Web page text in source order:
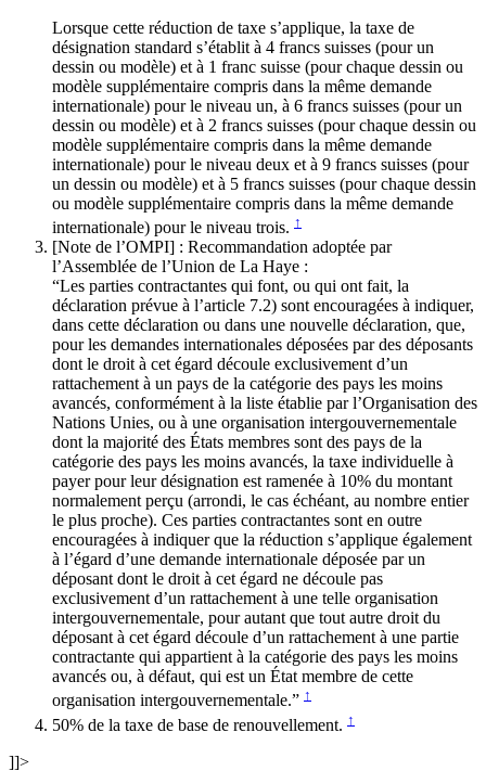
Lorsque cette réduction de taxe s’applique, la taxe de
désignation standard s’établit à 4 francs suisses (pour un
dessin ou modèle) et à 1 franc suisse (pour chaque dessin ou
modèle supplémentaire compris dans la même demande
internationale) pour le niveau un, à 6 francs suisses (pour un
dessin ou modèle) et à 2 francs suisses (pour chaque dessin ou
modèle supplémentaire compris dans la même demande
internationale) pour le niveau deux et à 9 francs suisses (pour
un dessin ou modèle) et à 5 francs suisses (pour chaque dessin
ou modèle supplémentaire compris dans la même demande
internationale) pour le niveau trois. ↑
[Note de l’OMPI] : Recommandation adoptée par
l’Assemblée de l’Union de La Haye :
“Les parties contractantes qui font, ou qui ont fait, la
déclaration prévue à l’article 7.2) sont encouragées à indiquer,
dans cette déclaration ou dans une nouvelle déclaration, que,
pour les demandes internationales déposées par des déposants
dont le droit à cet égard découle exclusivement d’un
rattachement à un pays de la catégorie des pays les moins
avancés, conformément à la liste établie par l’Organisation des
Nations Unies, ou à une organisation intergouvernementale
dont la majorité des États membres sont des pays de la
catégorie des pays les moins avancés, la taxe individuelle à
payer pour leur désignation est ramenée à 10% du montant
normalement perçu (arrondi, le cas échéant, au nombre entier
le plus proche). Ces parties contractantes sont en outre
encouragées à indiquer que la réduction s’applique également
à l’égard d’une demande internationale déposée par un
déposant dont le droit à cet égard ne découle pas
exclusivement d’un rattachement à une telle organisation
intergouvernementale, pour autant que tout autre droit du
déposant à cet égard découle d’un rattachement à une partie
contractante qui appartient à la catégorie des pays les moins
avancés ou, à défaut, qui est un État membre de cette
organisation intergouvernementale.” ↑
50% de la taxe de base de renouvellement. ↑
]]>